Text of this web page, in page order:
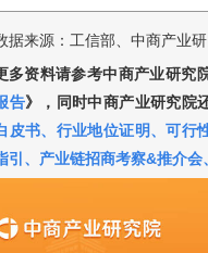
据来源：工信部、中商产业
多资料请参考中商产业研究
告》， 同时中商产业研究院
皮书、 行业地位证明、可行
引 、 产业链招商考察&推介会、